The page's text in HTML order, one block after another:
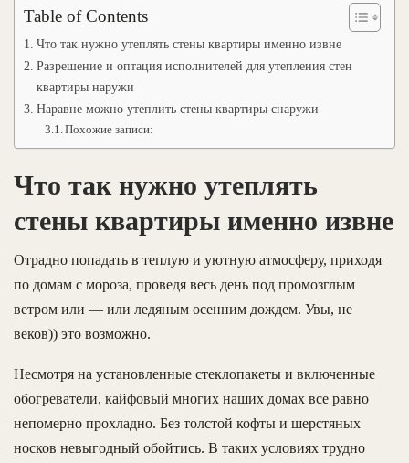
Table of Contents
Что так нужно утеплять стены квартиры именно извне
Разрешение и оптация исполнителей для утепления стен
квартиры наружи
Наравне можно утеплить стены квартиры снаружи
Похожие записи:
Что так нужно утеплять
стены квартиры именно извне
Отрадно попадать в теплую и уютную атмосферу, приходя
по домам с мороза, проведя весь день под промозглым
ветром или — или ледяным осенним дождем. Увы, не
веков)) это возможно.
Несмотря на установленные стеклопакеты и включенные
обогреватели, кайфовый многих наших домах все равно
непомерно прохладно. Без толстой кофты и шерстяных
носков невыгодный обойтись. В таких условиях трудно